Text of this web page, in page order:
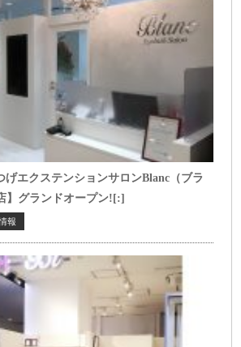
エクステンションサロンBlanc（ブラ
】グランドオープン![:]
報